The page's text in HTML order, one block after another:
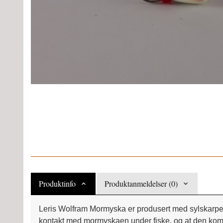
Produktinfo Produktanmeldelser (0)
Leris Wolfram Mormyska er produsert med
kontakt med mormyskaen under fiske, og at den